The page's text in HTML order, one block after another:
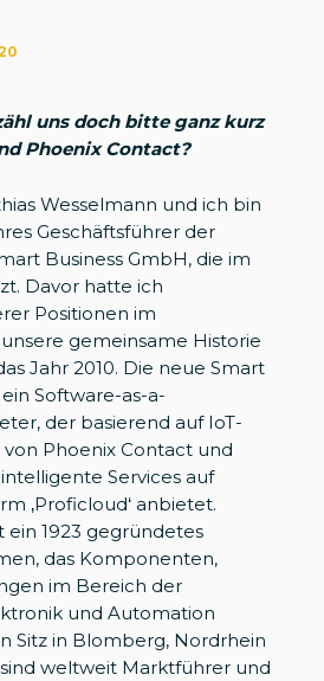
uns doch bitte ganz kurz
Phoenix Contact?
Wesselmann und ich bin
Geschäftsführer der
Business GmbH, die im
Davor hatte ich
Positionen im
gemeinsame Historie
Jahr 2010. Die neue Smart
Software-as-a-
der basierend auf IoT-
Phoenix Contact und
Services auf
‚Proficloud‘ anbietet.
ein 1923 gegründetes
das Komponenten,
im Bereich der
und Automation
Sitz in Blomberg, Nordrhein
weltweit Marktführer und